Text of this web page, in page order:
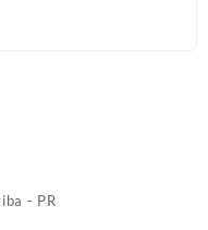
- PR